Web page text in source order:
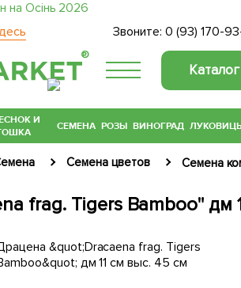
Звоните:0 (93) 170-
®
Каталог
И
СЕМЕНА РОЗЫ ВИНОГРАД
Семена цветов Семена
frag. Tigers Bamboo" дм